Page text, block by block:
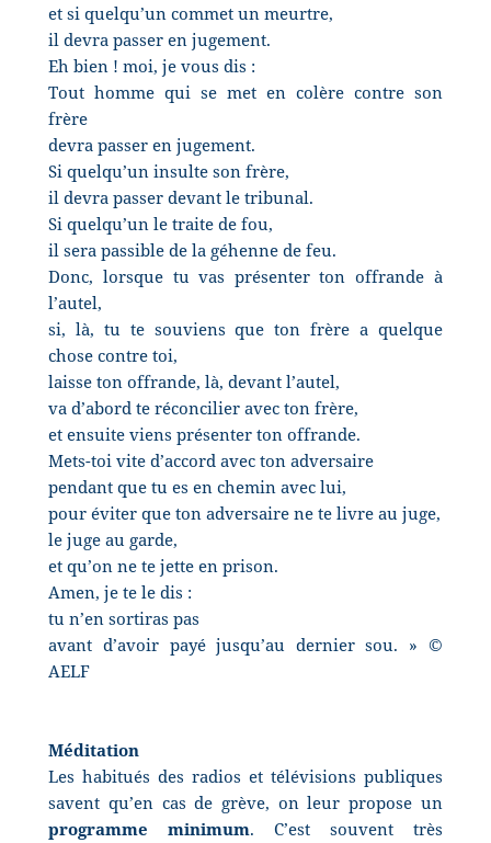
et si quelqu’un commet un meurtre,
il devra passer en jugement.
Eh bien ! moi, je vous dis :
Tout homme qui se met en colère contre son
frère
devra passer en jugement.
Si quelqu’un insulte son frère,
il devra passer devant le tribunal.
Si quelqu’un le traite de fou,
il sera passible de la géhenne de feu.
Donc, lorsque tu vas présenter ton offrande à
l’autel,
si, là, tu te souviens que ton frère a quelque
chose contre toi,
laisse ton offrande, là, devant l’autel,
va d’abord te réconcilier avec ton frère,
et ensuite viens présenter ton offrande.
Mets-toi vite d’accord avec ton adversaire
pendant que tu es en chemin avec lui,
pour éviter que ton adversaire ne te livre au juge,
le juge au garde,
et qu’on ne te jette en prison.
Amen, je te le dis :
tu n’en sortiras pas
avant d’avoir payé jusqu’au dernier sou. » ©
AELF
Méditation
Les habitués des radios et télévisions publiques
savent qu’en cas de grève, on leur propose un
programme minimum. C’est souvent très